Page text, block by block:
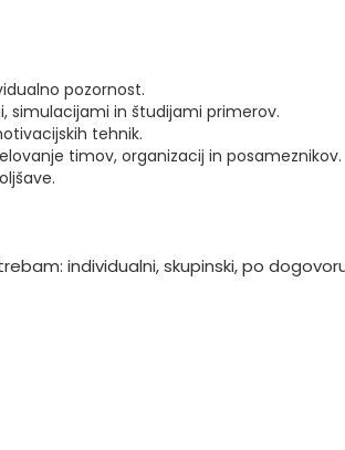
pozornost.
simulacijami in študijami primerov.
tehnik.
timov, organizacij in posameznikov.
individualni, skupinski, po